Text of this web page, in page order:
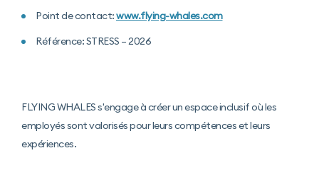
Point de contact:www.flying-whales.com
Référence: STRESS – 2026
FLYING WHALES s'engage à créer un espace inclusif où les
employés sont valorisés pour leurs compétences et leurs
expériences.